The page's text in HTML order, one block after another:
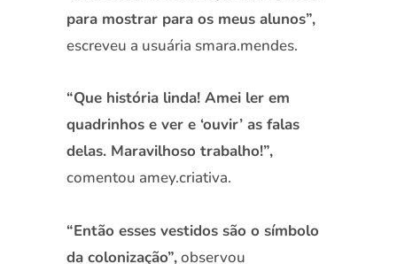
para mostrar para os meus alunos”,
escreveu a usuária smara.mendes.
“Que história linda! Amei ler em
quadrinhos e ver e ‘ouvir’ as falas
delas. Maravilhoso trabalho!”,
comentou amey.criativa.
“Então esses vestidos são o símbolo
da colonização”,observou